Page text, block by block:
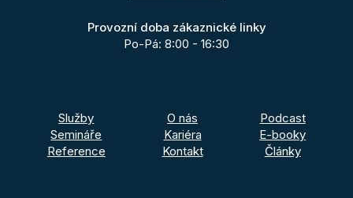
Provozní doba zákaznické linky
Po-Pá: 8:00 - 16:30
Služby
Semináře
Reference
O nás
Kariéra
Kontakt
Podcast
E-booky
Články